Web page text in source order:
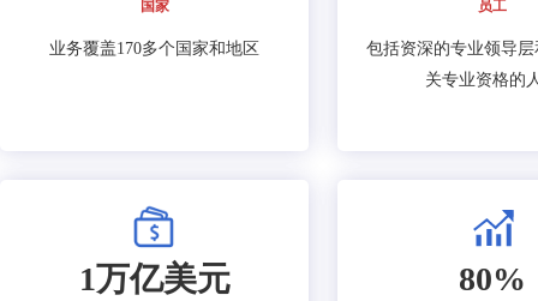
国家
业务覆盖170多个国家和地区
员工
包括资深的专业领导
关专业资格的
1万亿美元 80%